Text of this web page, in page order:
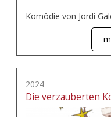
Komödie von Jordi
2024
Die verzauberten